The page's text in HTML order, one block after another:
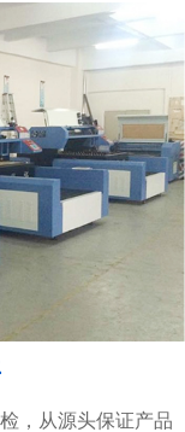
，从源头保证产品